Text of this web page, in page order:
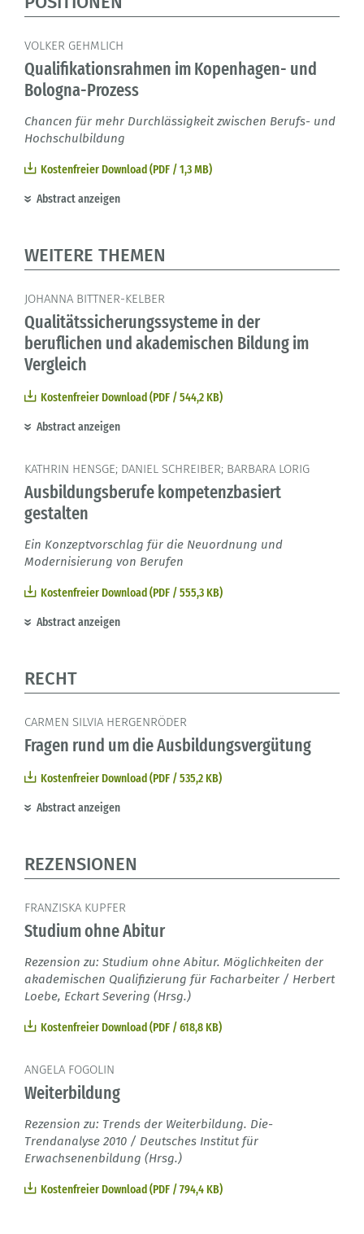
VOLKER GEHMLICH
Qualifikationsrahmen im Kopenhagen- und
Bologna-Prozess
Chancen für mehr Durchlässigkeit zwischen Berufs- und
Hochschulbildung
Kostenfreier Download (PDF / 1,3 MB)
Abstract anzeigen
WEITERE THEMEN
JOHANNA BITTNER-KELBER
Qualitätssicherungssysteme in der
beruflichen und akademischen Bildung im
Vergleich
Kostenfreier Download (PDF / 544,2 KB)
Abstract anzeigen
KATHRIN HENSGE; DANIEL SCHREIBER; BARBARA LORIG
Ausbildungsberufe kompetenzbasiert
gestalten
Ein Konzeptvorschlag für die Neuordnung und
Modernisierung von Berufen
Kostenfreier Download (PDF / 555,3 KB)
Abstract anzeigen
RECHT
CARMEN SILVIA HERGENRÖDER
Fragen rund um die Ausbildungsvergütung
Kostenfreier Download (PDF / 535,2 KB)
Abstract anzeigen
REZENSIONEN
FRANZISKA KUPFER
Studium ohne Abitur
Rezension zu: Studium ohne Abitur. Möglichkeiten der
akademischen Qualifizierung für Facharbeiter / Herbert
Loebe, Eckart Severing (Hrsg.)
Kostenfreier Download (PDF / 618,8 KB)
ANGELA FOGOLIN
Weiterbildung
Rezension zu: Trends der Weiterbildung. Die-
Trendanalyse 2010 / Deutsches Institut für
Erwachsenenbildung (Hrsg.)
Kostenfreier Download (PDF / 794,4 KB)